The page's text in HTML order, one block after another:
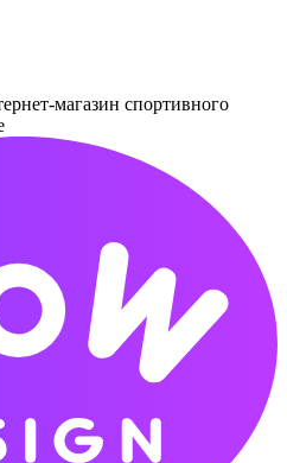
магазин спортивного